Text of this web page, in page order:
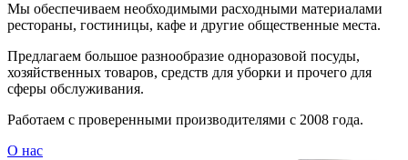
Мы обеспечиваем необходимыми расходными материалами
рестораны, гостиницы, кафе и другие общественные места.
Предлагаем большое разнообразие одноразовой посуды,
хозяйственных товаров, средств для уборки и прочего для
сферы обслуживания.
Работаем с проверенными производителями с 2008 года.
О нас